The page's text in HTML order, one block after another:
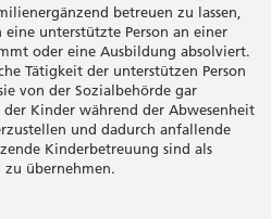
betreuen zu lassen,
unterstützte Person an einer
oder eine Aus­bildung absolviert.
Tätigkeit der unterstützen Person
von der Sozialbehörde gar
Kinder während der Abwesenheit
und dadurch anfallende
Kinderbetreuung sind als
übernehmen.